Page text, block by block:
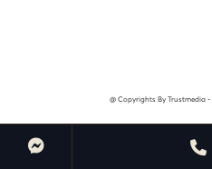
@ Copyrights By Trustmedia -